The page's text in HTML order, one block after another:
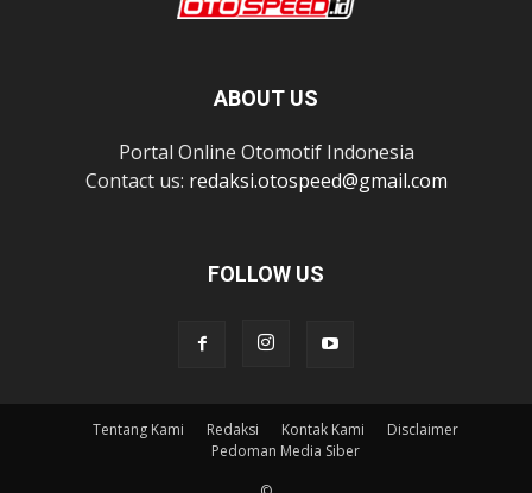
ABOUT US
Portal Online Otomotif Indonesia
Contact us: redaksi.otospeed@gmail.com
FOLLOW US
Tentang Kami Redaksi Kontak Kami
Disclaimer
Pedoman Media Siber